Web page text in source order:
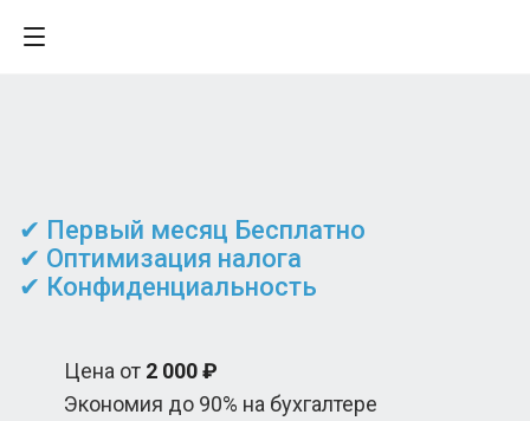
✔ Первый месяц Бесплатно
✔ Оптимизация налога
✔ Конфиденциальность
Цена от 2 000 ₽
Экономия до 90% на бухгалтере